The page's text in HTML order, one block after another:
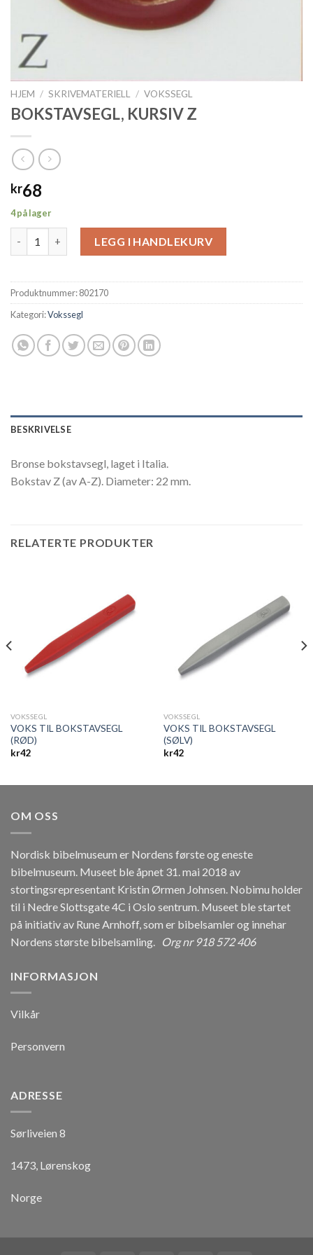
HJEM / SKRIVEMATERIELL / VOKSSEGL
BOKSTAVSEGL, KURSIV Z
kr68
4 på lager
LEGG I HANDLEKURV
Produktnummer:802170
Kategori:Vokssegl
BESKRIVELSE
Bronse bokstavsegl, laget i Italia.
Bokstav Z (av A-Z). Diameter: 22 mm.
RELATERTE PRODUKTER
VOKSSEGL
VOKS TIL BOKSTAVSEGL
(RØD)
kr42
VOKSSEGL
VOKS TIL BOKSTAVSEGL
(SØLV)
kr42
OM OSS
Nordisk bibelmuseum er Nordens første og eneste
bibelmuseum. Museet ble åpnet 31. mai 2018 av
stortingsrepresentant Kristin Ørmen Johnsen. Nobimu holder
til i Nedre Slottsgate 4C i Oslo sentrum. Museet ble startet
på initiativ av Rune Arnhoff, som er bibelsamler og innehar
Nordens største bibelsamling.
Org nr 918 572 406
INFORMASJON
Vilkår
Personvern
ADRESSE
Sørliveien 8
1473, Lørenskog
Norge